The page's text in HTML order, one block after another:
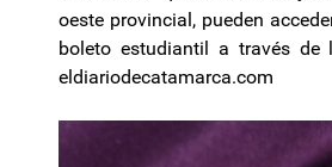
oeste provincial, pueden
boleto estudiantil a través de
eldiariodecatamarca.com